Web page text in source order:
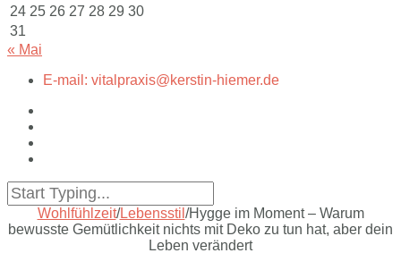
24 25 26 27 28 29 30
31
« Mai
E-mail: vitalpraxis@kerstin-hiemer.de
Wohlfühlzeit/Lebensstil /Hygge im Moment – Warum
bewusste Gemütlichkeit nichts mit Deko zu tun hat, aber dein
Leben verändert